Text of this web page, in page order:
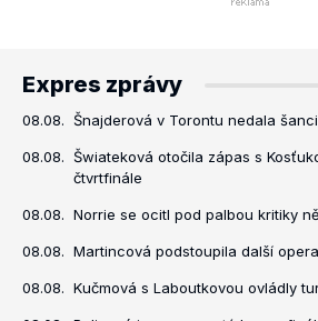
Expres zprávy
08.08. Šnajderová v Torontu nedala
08.08. Šwiateková otočila zápas s
čtvrtfinále
08.08. Norrie se ocitl pod palbou kritiky
08.08. Martincová podstoupila další
08.08. Kučmová s Laboutkovou ovládly